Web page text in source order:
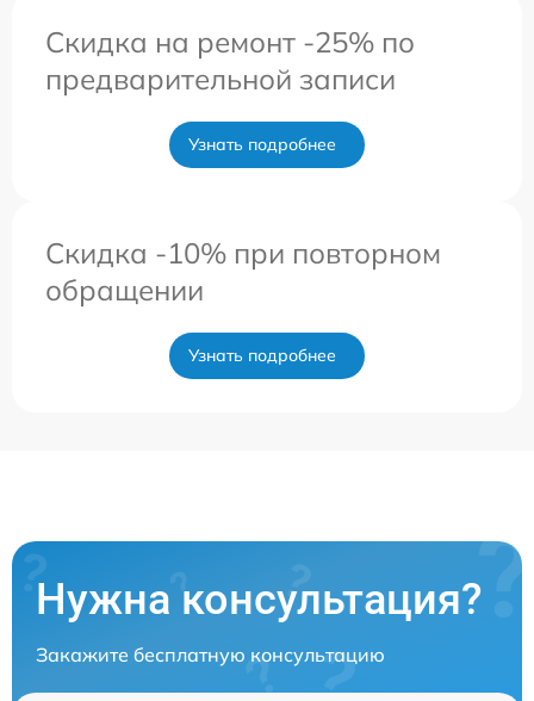
Скидка на ремонт -25% по
предварительной записи
Узнать подробнее
Скидка -10% при повторном
обращении
Узнать подробнее
Нужна консультация?
Закажите бесплатную консультацию